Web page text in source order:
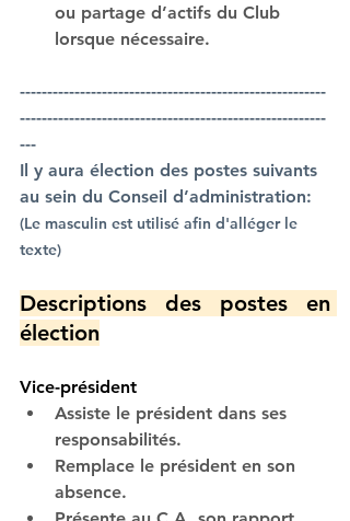
ou partage d’actifs du Club
lorsque nécessaire.
--------------------------------------------------------
--------------------------------------------------------
---
Il y aura élection des postes suivants
au sein du Conseil d’administration:
(Le masculin est utilisé afin d'alléger le
texte)
Descriptions des postes en
élection
Vice-président
Assiste le président dans ses
responsabilités.
Remplace le président en son
absence.